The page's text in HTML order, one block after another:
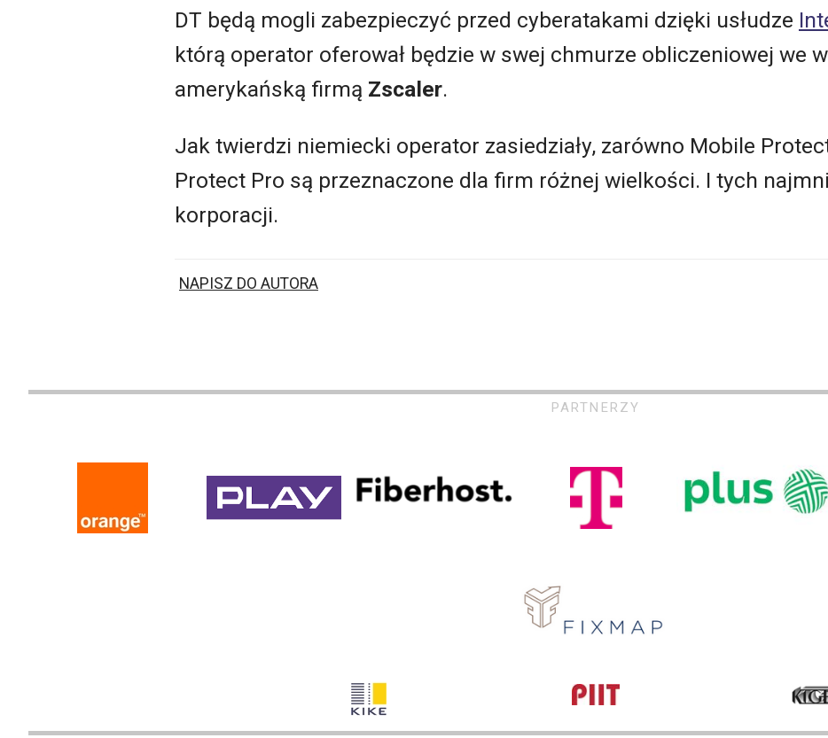
DT będą mogli zabezpieczyć przed cyberatakami dzięki usłudze
którą operator oferował będzie w swej chmurze obliczeniowej we
amerykańską firmą Zscaler.
Jak twierdzi niemiecki operator zasiedziały, zarówno Mobile
Protect Pro są przeznaczone dla firm różnej wielkości. I tych
korporacji.
NAPISZ DO AUTORA
PARTNERZY